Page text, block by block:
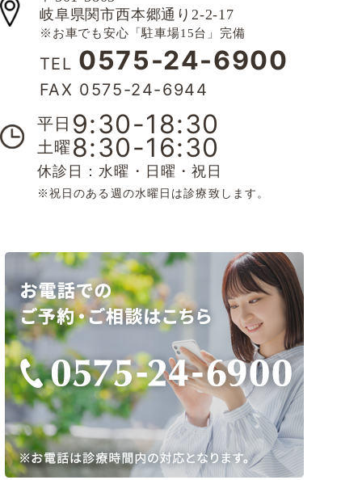
岐阜県関市西本郷通り2-2-17
※お車でも安心「駐車場15台」完備
TEL 0575-24-6900
FAX 0575-24-6944
平日 9:30-18:30
土曜 8:30-16:30
休診日：水曜・日曜・祝日
※祝日のある週の水曜日は診療致します。